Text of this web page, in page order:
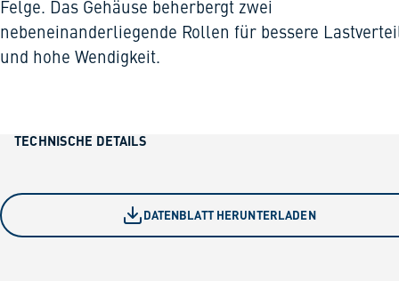
Felge. Das Gehäuse beherbergt zwei
nebeneinanderliegende Rollen für bessere
und hohe Wendigkeit.
TECHNISCHE DETAILS
DATENBLATT HERUNTERLADEN